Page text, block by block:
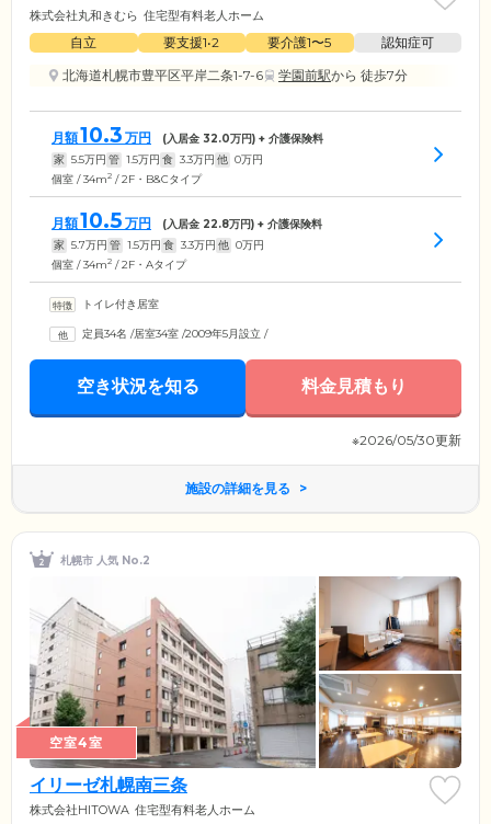
株式会社丸和きむら 住宅型有料老人ホーム
自立 要支援1•2 要介護1〜5
認知症可
北海道札幌市豊平区平岸二条1-7-6
学園前駅から 徒歩7分
月額10.3 万円 (入居金 32.0万円) + 介護保険料
家 5.5万円 管 1.5万円 食 3.3万円 他 0万円
個室 / 34m2 / 2F・B&Cタイプ
月額10.5 万円 (入居金 22.8万円) + 介護保険料
家 5.7万円 管 1.5万円 食 3.3万円 他 0万円
個室 / 34m2 / 2F・Aタイプ
トイレ付き居室
定員34名 /居室34室 /2009年5月設立 /
空き状況を知る 料金見積もり
※2026/05/30更新
施設の詳細を見る
札幌市 人気 No.2
空室4室
イリーゼ札幌南三条
株式会社HITOWA 住宅型有料老人ホーム